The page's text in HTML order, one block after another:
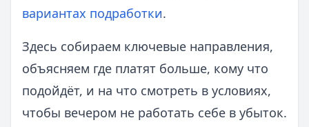
вариантах подработки.
Здесь собираем ключевые направления,
объясняем где платят больше, кому что
подойдёт, и на что смотреть в условиях,
чтобы вечером не работать себе в убыток.